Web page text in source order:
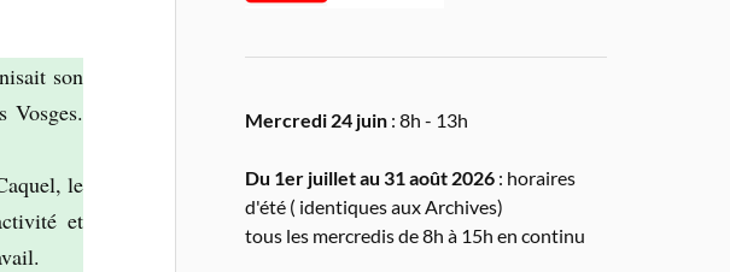
son
Vosges.
le
et
Mercredi 24 juin : 8h - 13h
Du 1er juillet au 31 août 2026 : horaires
d'été ( identiques aux Archives)
tous les mercredis de 8h à 15h en continu